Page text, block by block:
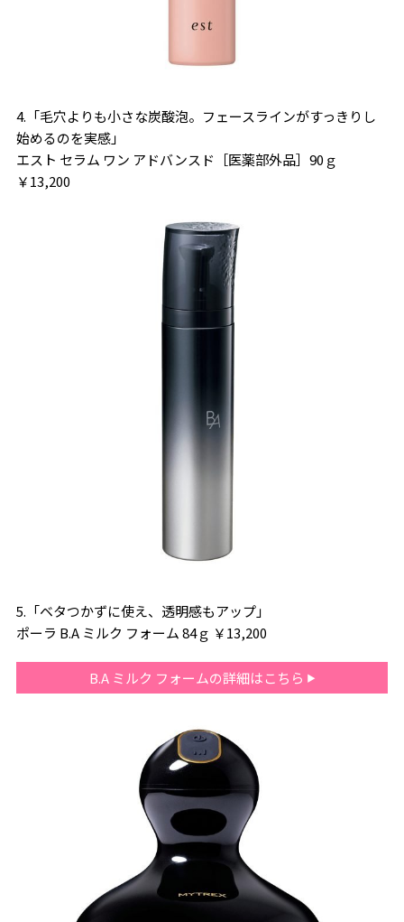
4.「毛穴よりも小さな炭酸泡。フェースラインがすっきりし
始めるのを実感」
エスト セラム ワン アドバンスド［医薬部外品］90ｇ
￥13,200
5.「ベタつかずに使え、透明感もアップ」
ポーラ B.A ミルク フォーム 84ｇ ￥13,200
B.A ミルク フォームの詳細はこちら